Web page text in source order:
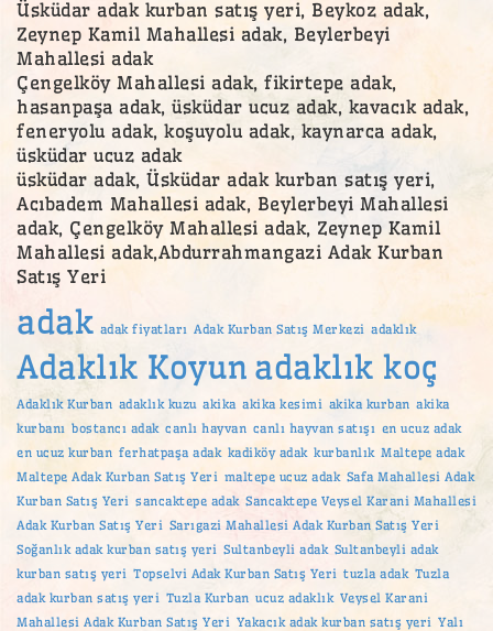
Üsküdar adak kurban satış yeri, Beykoz adak,
Zeynep Kamil Mahallesi adak, Beylerbeyi
Mahallesi adak
Çengelköy Mahallesi adak, fikirtepe adak,
hasanpaşa adak, üsküdar ucuz adak, kavacık adak,
feneryolu adak, koşuyolu adak, kaynarca adak,
üsküdar ucuz adak
üsküdar adak, Üsküdar adak kurban satış yeri,
Acıbadem Mahallesi adak, Beylerbeyi Mahallesi
adak, Çengelköy Mahallesi adak, Zeynep Kamil
Mahallesi adak,Abdurrahmangazi Adak Kurban
Satış Yeri
adak adak fiyatları Adak Kurban Satış Merkezi adaklık
Adaklık Koyun adaklık koç
Adaklık Kurban adaklık kuzu akika akika kesimi akika kurban akika
kurbanı bostancı adak canlı hayvan canlı hayvan satışı en ucuz adak
en ucuz kurban ferhatpaşa adak kadiköy adak kurbanlık Maltepe adak
Maltepe Adak Kurban Satış Yeri maltepe ucuz adak Safa Mahallesi Adak
Kurban Satış Yeri sancaktepe adak Sancaktepe Veysel Karani Mahallesi
Adak Kurban Satış Yeri Sarıgazi Mahallesi Adak Kurban Satış Yeri
Soğanlık adak kurban satış yeri Sultanbeyli adak Sultanbeyli adak
kurban satış yeri Topselvi Adak Kurban Satış Yeri tuzla adak Tuzla
adak kurban satış yeri Tuzla Kurban ucuz adaklık Veysel Karani
Mahallesi Adak Kurban Satış Yeri Yakacık adak kurban satış yeri Yalı